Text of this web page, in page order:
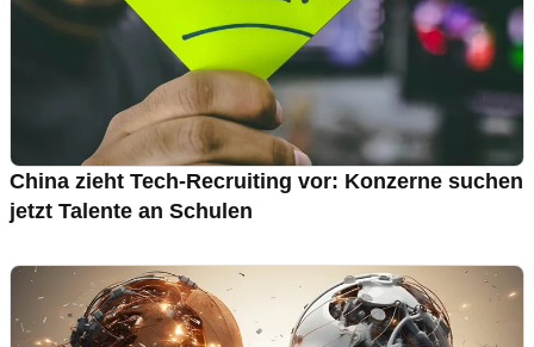
China zieht Tech-Recruiting vor: Konzerne suchen
jetzt Talente an Schulen